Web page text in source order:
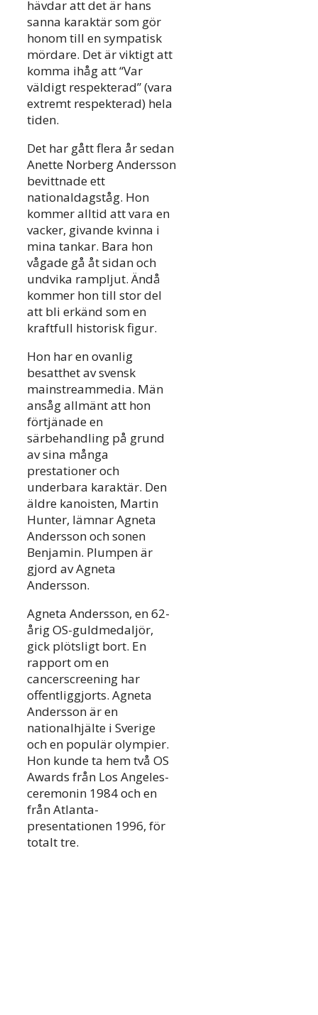
hävdar att det är hans
sanna karaktär som gör
honom till en sympatisk
mördare. Det är viktigt att
komma ihåg att “Var
väldigt respekterad” (vara
extremt respekterad) hela
tiden.
Det har gått flera år sedan
Anette Norberg Andersson
bevittnade ett
nationaldagståg. Hon
kommer alltid att vara en
vacker, givande kvinna i
mina tankar. Bara hon
vågade gå åt sidan och
undvika rampljut. Ändå
kommer hon till stor del
att bli erkänd som en
kraftfull historisk figur.
Hon har en ovanlig
besatthet av svensk
mainstreammedia. Män
ansåg allmänt att hon
förtjänade en
särbehandling på grund
av sina många
prestationer och
underbara karaktär. Den
äldre kanoisten, Martin
Hunter, lämnar Agneta
Andersson och sonen
Benjamin. Plumpen är
gjord av Agneta
Andersson.
Agneta Andersson, en 62-
årig OS-guldmedaljör,
gick plötsligt bort. En
rapport om en
cancerscreening har
offentliggjorts. Agneta
Andersson är en
nationalhjälte i Sverige
och en populär olympier.
Hon kunde ta hem två OS
Awards från Los Angeles-
ceremonin 1984 och en
från Atlanta-
presentationen 1996, för
totalt tre.